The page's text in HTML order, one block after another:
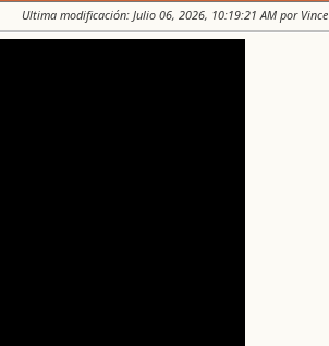
Ultima modificación: Julio 06, 2026, 10:19:21 AM por Vince